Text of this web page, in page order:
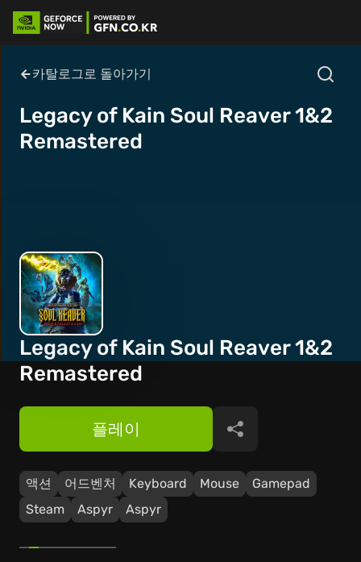
카탈로그로 돌아가기
Legacy of Kain Soul Reaver 1&2
Remastered
Legacy of Kain Soul Reaver 1&2
Remastered
액션 어드벤처 Keyboard Mouse
Gamepad
Steam
Aspyr Aspyr
플레이 공유